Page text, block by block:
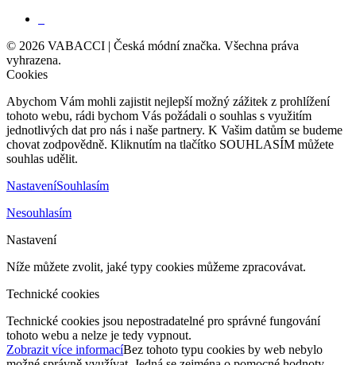
© 2026 VABACCI | Česká módní značka. Všechna práva
vyhrazena.
Cookies
Abychom Vám mohli zajistit nejlepší možný zážitek z prohlížení
tohoto webu, rádi bychom Vás požádali o souhlas s využitím
jednotlivých dat pro nás i naše partnery. K Vašim datům se budeme
chovat zodpovědně. Kliknutím na tlačítko SOUHLASÍM můžete
souhlas udělit.
NastaveníSouhlasím
Nesouhlasím
Nastavení
Níže můžete zvolit, jaké typy cookies můžeme zpracovávat.
Technické cookies
Technické cookies jsou nepostradatelné pro správné fungování
tohoto webu a nelze je tedy vypnout.
Zobrazit více informacíBez tohoto typu cookies by web nebylo